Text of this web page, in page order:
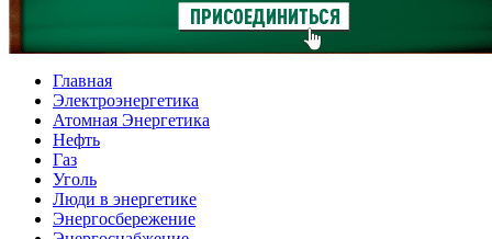
Главная
Электроэнергетика
Атомная Энергетика
Нефть
Газ
Уголь
Люди в энергетике
Энергосбережение